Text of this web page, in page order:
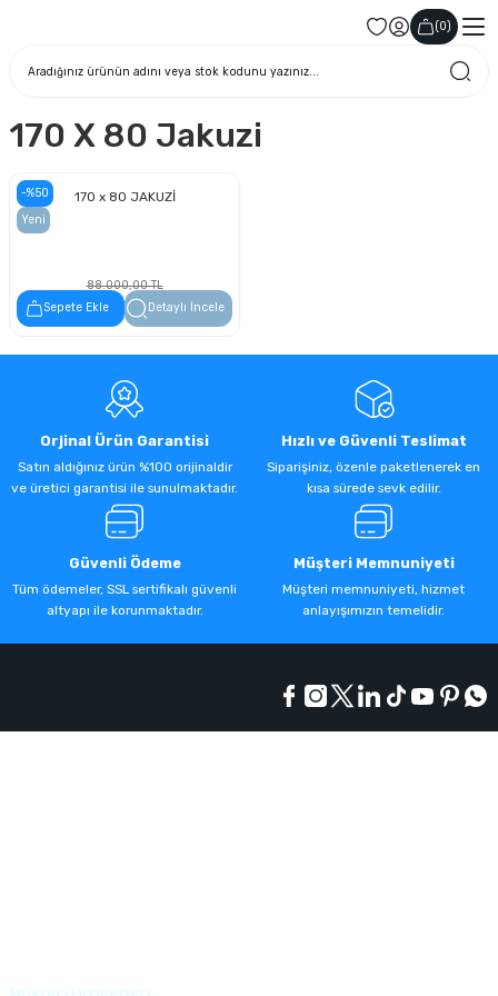
(0)
170 X 80 Jakuzi
-%50
Yeni
170 x 80 JAKUZİ
88.000,00 TL
44.000,00 TL
Sepete Ekle Detaylı İncele
Orjinal Ürün Garantisi
Satın aldığınız ürün %100 orijinaldir
ve üretici garantisi ile sunulmaktadır.
Hızlı ve Güvenli Teslimat
Siparişiniz, özenle paketlenerek en
kısa sürede sevk edilir.
Güvenli Ödeme
Tüm ödemeler, SSL sertifikalı güvenli
altyapı ile korunmaktadır.
Müşteri Memnuniyeti
Müşteri memnuniyeti, hizmet
anlayışımızın temelidir.